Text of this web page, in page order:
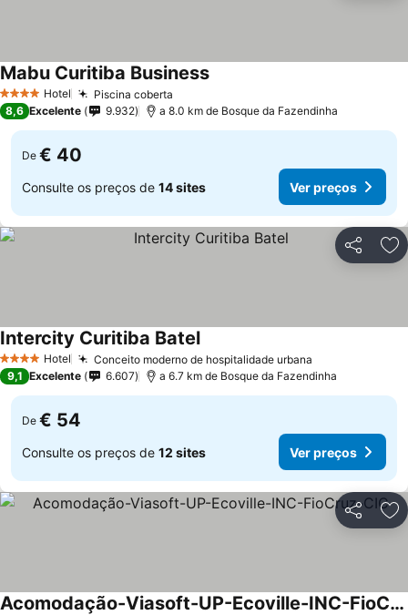
4 EstrelasHotel Piscina coberta
Mabu Curitiba Business
8,6 Excelente 9.932 a 8.0 km de Bosque da Fazendinha
De € 40
Consulte os preços de 14 sites Ver preços
Partilhar
4 EstrelasHotel Conceito moderno de hospitalidade urbana
Intercity Curitiba Batel
9,1 Excelente 6.607 a 6.7 km de Bosque da Fazendinha
De € 54
Consulte os preços de 12 sites Ver preços
Partilhar
Acomodação-Viasoft-UP-Ecoville-INC-FioCruz-CIC